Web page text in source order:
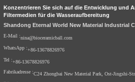
Konzentrieren Sie sich auf die Entwicklung und
Filtermedien für die Wasseraufbereitung
Shandong Eternal World New Material Industrial
E-Mail :nina@bioceramicball.com
WhatsApp :+86-13678826976
Tel :+86-13678826976
Fabrikadresse :C24 Zhongbai New Material Park, Ost-Jingshi-